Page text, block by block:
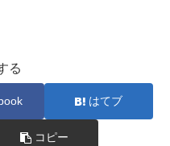
る
はてブ
コピー